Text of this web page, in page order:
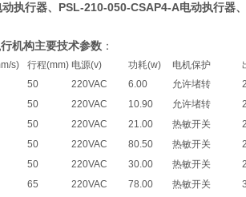
执行器、 PSL-210-050-CSAP4-A电动执行器、
机构主要技术参数 ：
s) 行程(mm) 电源(v) 功耗(w) 电机保护
50 220VAC 6.00 允许堵转
50 220VAC 10.90 允许堵转
50 220VAC 21.00 热敏开关
50 220VAC 80.50 热敏开关
50 220VAC 30.00 热敏开关
65 220VAC 78.00 热敏开关